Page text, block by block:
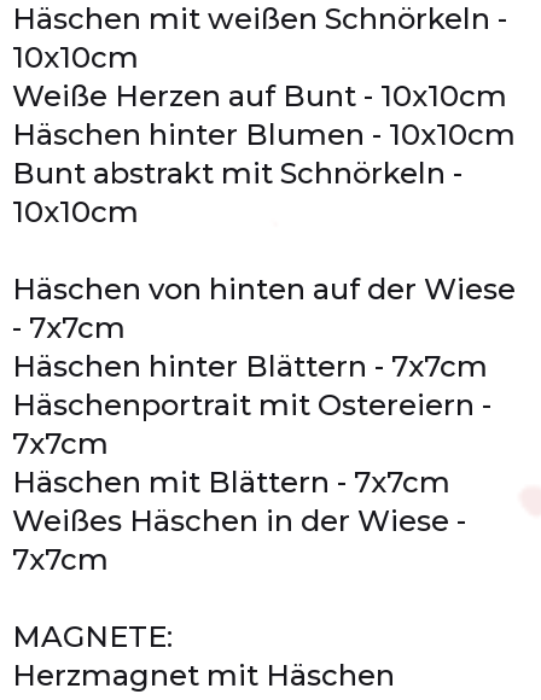
Häschen mit weißen Schnörkeln -
10x10cm
Weiße Herzen auf Bunt - 10x10cm
Häschen hinter Blumen - 10x10cm
Bunt abstrakt mit Schnörkeln -
10x10cm
Häschen von hinten auf der Wiese
- 7x7cm
Häschen hinter Blättern - 7x7cm
Häschenportrait mit Ostereiern -
7x7cm
Häschen mit Blättern - 7x7cm
Weißes Häschen in der Wiese -
7x7cm
MAGNETE:
Herzmagnet mit Häschen